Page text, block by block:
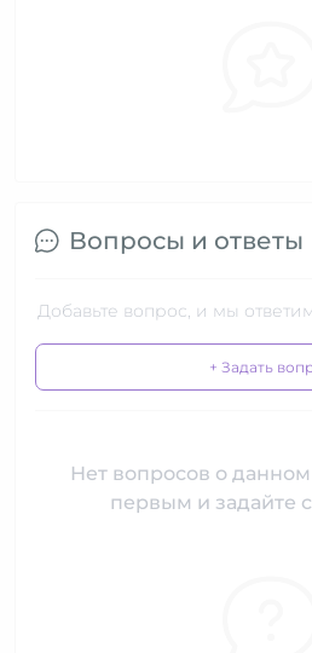
Вопросы и ответы
Добавьте вопрос, и мы
+ Задать
Нет вопросов о данном
первым и задайте